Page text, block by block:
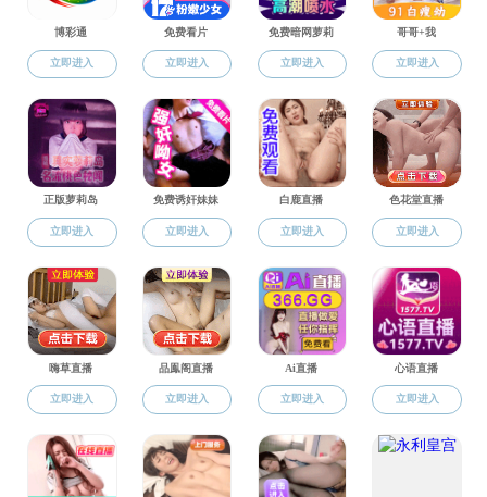
科学研究
科研信息
项目申报
学术动态
学术会议
科研获奖
科研制度
科